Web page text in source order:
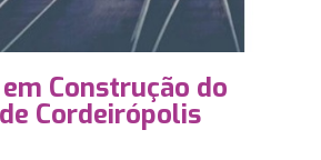
Construção do
Cordeirópolis